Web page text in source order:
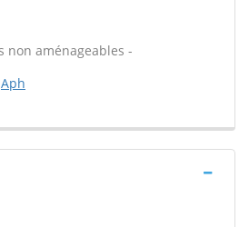
non aménageables -
Aph